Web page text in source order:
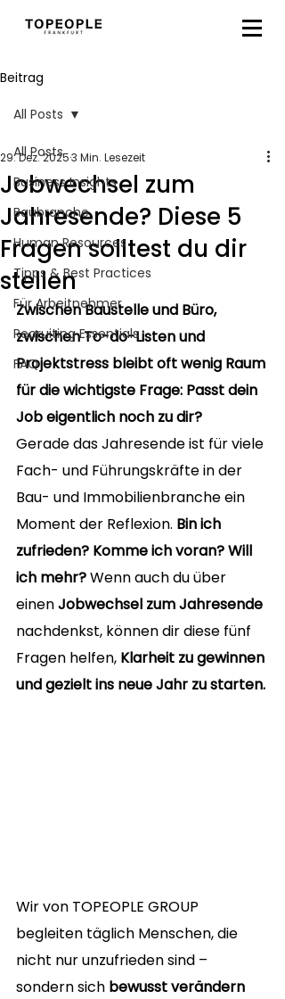
Beitrag
All Posts
Business Insights
Baubranche
Human Resources
Tipps & Best Practices
Für Arbeitnehmer
Recruiting Essentials
FAQ
All Posts
Jobwechsel zum
Jahresende? Diese 5
Fragen solltest du dir
stellen
29. Dez. 20253 Min. Lesezeit
Zwischen Baustelle und Büro,
zwischen To-do-Listen und
Projektstress bleibt oft wenig Raum
für die wichtigste Frage: Passt dein
Job eigentlich noch zu dir?
Gerade das Jahresende ist für viele
Fach- und Führungskräfte in der
Bau- und Immobilienbranche ein
Moment der Reflexion. Bin ich
zufrieden? Komme ich voran? Will
ich mehr? Wenn auch du über
einen Jobwechsel zum Jahresende
nachdenkst, können dir diese fünf
Fragen helfen, Klarheit zu gewinnen
und gezielt ins neue Jahr zu starten.
Wir von TOPEOPLE GROUP
begleiten täglich Menschen, die
nicht nur unzufrieden sind –
sondern sich bewusst verändern